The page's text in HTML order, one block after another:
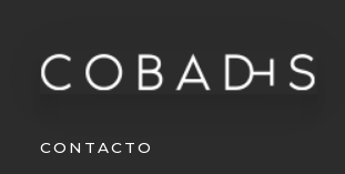
CONTACTO